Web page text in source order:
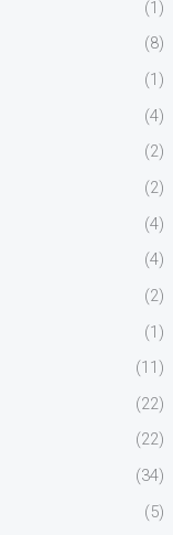
(1)
(8)
(1)
(4)
(2)
(2)
(4)
(4)
(2)
(1)
(11)
(22)
(22)
(34)
(5)